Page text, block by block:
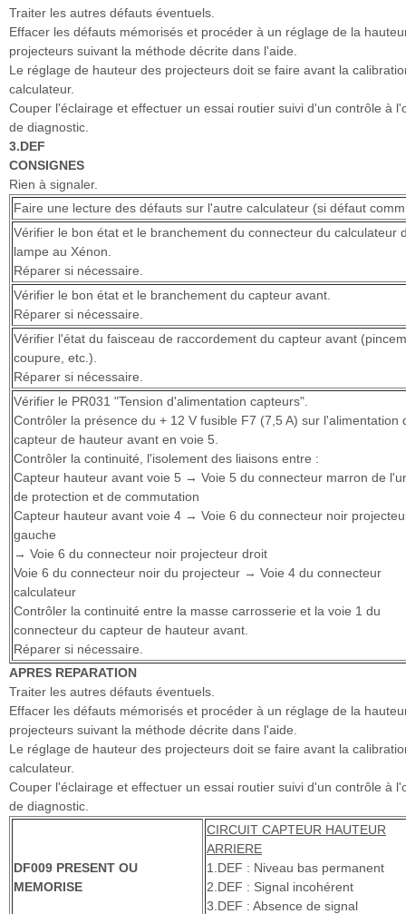
Traiter les autres défauts éventuels.
Effacer les défauts mémorisés et procéder à un réglage de la
projecteurs suivant la méthode décrite dans l'aide.
Le réglage de hauteur des projecteurs doit se faire avant la
calculateur.
Couper l'éclairage et effectuer un essai routier suivi d'un contrôle à
de diagnostic.
3.DEF
CONSIGNES
Rien à signaler.
Faire une lecture des défauts sur l'autre calculateur (si défaut
Vérifier le bon état et le branchement du connecteur du calculateur
lampe au Xénon.
Réparer si nécessaire.
Vérifier le bon état et le branchement du capteur avant.
Réparer si nécessaire.
Vérifier l'état du faisceau de raccordement du capteur avant
coupure, etc.).
Réparer si nécessaire.
Vérifier le PR031 "Tension d'alimentation capteurs".
Contrôler la présence du + 12 V fusible F7 (7,5 A) sur l'alimentation
capteur de hauteur avant en voie 5.
Contrôler la continuité, l'isolement des liaisons entre :
Capteur hauteur avant voie 5 → Voie 5 du connecteur marron de
de protection et de commutation
Capteur hauteur avant voie 4 → Voie 6 du connecteur noir
gauche
→ Voie 6 du connecteur noir projecteur droit
Voie 6 du connecteur noir du projecteur → Voie 4 du connecteur
calculateur
Contrôler la continuité entre la masse carrosserie et la voie 1 du
connecteur du capteur de hauteur avant.
Réparer si nécessaire.
APRES REPARATION
Traiter les autres défauts éventuels.
Effacer les défauts mémorisés et procéder à un réglage de la
projecteurs suivant la méthode décrite dans l'aide.
Le réglage de hauteur des projecteurs doit se faire avant la
calculateur.
Couper l'éclairage et effectuer un essai routier suivi d'un contrôle à
de diagnostic.
DF009 PRESENT OU
MEMORISE
CIRCUIT CAPTEUR HAUTEUR
ARRIERE
1.DEF : Niveau bas permanent
2.DEF : Signal incohérent
3.DEF : Absence de signal